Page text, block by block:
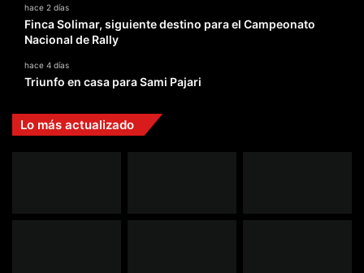
hace 2 días
Finca Solimar, siguiente destino para el Campeonato
Nacional de Rally
hace 4 días
Triunfo en casa para Sami Pajari
Lo más actualizado